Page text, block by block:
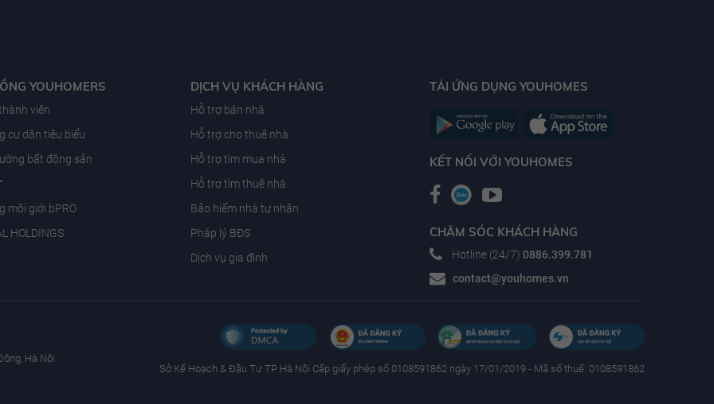
YOUHOMERS
viên
cư dân tiêu biểu
bất động sản
môi giới bPRO
HOLDINGS
DỊCH VỤ KHÁCH HÀNG
Hỗ trợ bán nhà
Hỗ trợ cho thuê nhà
Hỗ trợ tìm mua nhà
Hỗ trợ tìm thuê nhà
Bảo hiểm nhà tư nhân
Pháp lý BĐS
Dịch vụ gia đình
TẢI ỨNG DỤNG YOUHOMES
KẾT NỐI VỚI YOUHOMES
CHĂM SÓC KHÁCH HÀNG
Hotline (24/7) 0886.399.781
contact@youhomes.vn
Hà Nội
Sở Kế Hoạch & Ðầu Tư TP Hà Nội Cấp giấy phép số 0108591862 ngày 17/01/2019 - Mã số thuế: 0108591862